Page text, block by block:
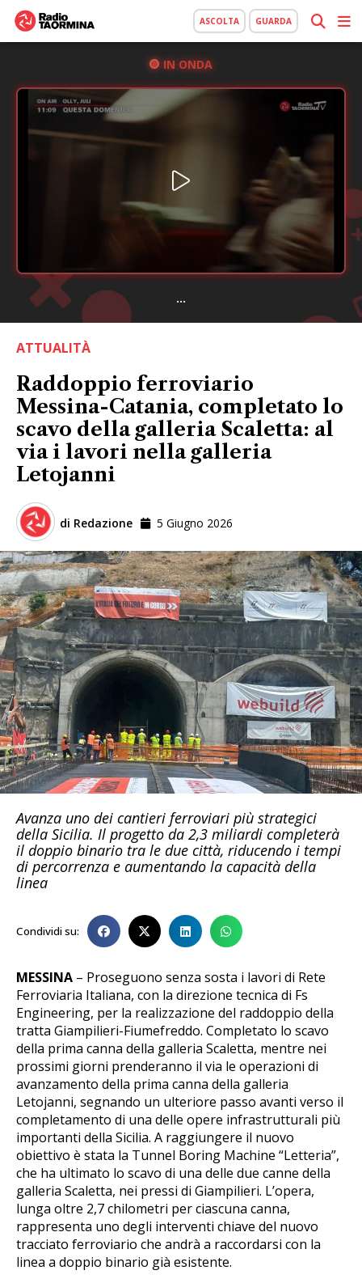
ASCOLTA GUARDA
IN ONDA
...
ATTUALITÀ
Raddoppio ferroviario
Messina-Catania, completato lo
scavo della galleria Scaletta: al
via i lavori nella galleria
Letojanni
di Redazione 5 Giugno 2026
Avanza uno dei cantieri ferroviari più strategici
della Sicilia. Il progetto da 2,3 miliardi completerà
il doppio binario tra le due città, riducendo i tempi
di percorrenza e aumentando la capacità della
linea
Condividi su:
MESSINA – Proseguono senza sosta i lavori di Rete
Ferroviaria Italiana, con la direzione tecnica di Fs
Engineering, per la realizzazione del raddoppio della
tratta Giampilieri-Fiumefreddo. Completato lo scavo
della prima canna della galleria Scaletta, mentre nei
prossimi giorni prenderanno il via le operazioni di
avanzamento della prima canna della galleria
Letojanni, segnando un ulteriore passo avanti verso il
completamento di una delle opere infrastrutturali più
importanti della Sicilia. A raggiungere il nuovo
obiettivo è stata la Tunnel Boring Machine “Letteria”,
che ha ultimato lo scavo di una delle due canne della
galleria Scaletta, nei pressi di Giampilieri. L’opera,
lunga oltre 2,7 chilometri per ciascuna canna,
rappresenta uno degli interventi chiave del nuovo
tracciato ferroviario che andrà a raccordarsi con la
linea a doppio binario già esistente.